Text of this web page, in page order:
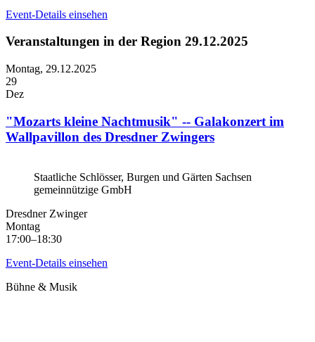
Event-Details einsehen
Veranstaltungen in der Region 29.12.2025
Montag, 29.12.2025
29
Dez
"Mozarts kleine Nachtmusik" -- Galakonzert im
Wallpavillon des Dresdner Zwingers
Staatliche Schlösser, Burgen und Gärten Sachsen
gemeinnützige GmbH
Dresdner Zwinger
Montag
17:00–18:30
Event-Details einsehen
Bühne & Musik